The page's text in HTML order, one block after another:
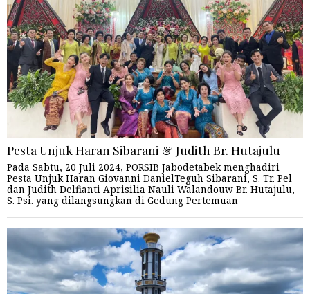
Pesta Unjuk Haran Sibarani & Judith Br. Hutajulu
Pada Sabtu, 20 Juli 2024, PORSIB Jabodetabek menghadiri
Pesta Unjuk Haran Giovanni DanielTeguh Sibarani, S. Tr. Pel
dan Judith Delfianti Aprisilia Nauli Walandouw Br. Hutajulu,
S. Psi. yang dilangsungkan di Gedung Pertemuan